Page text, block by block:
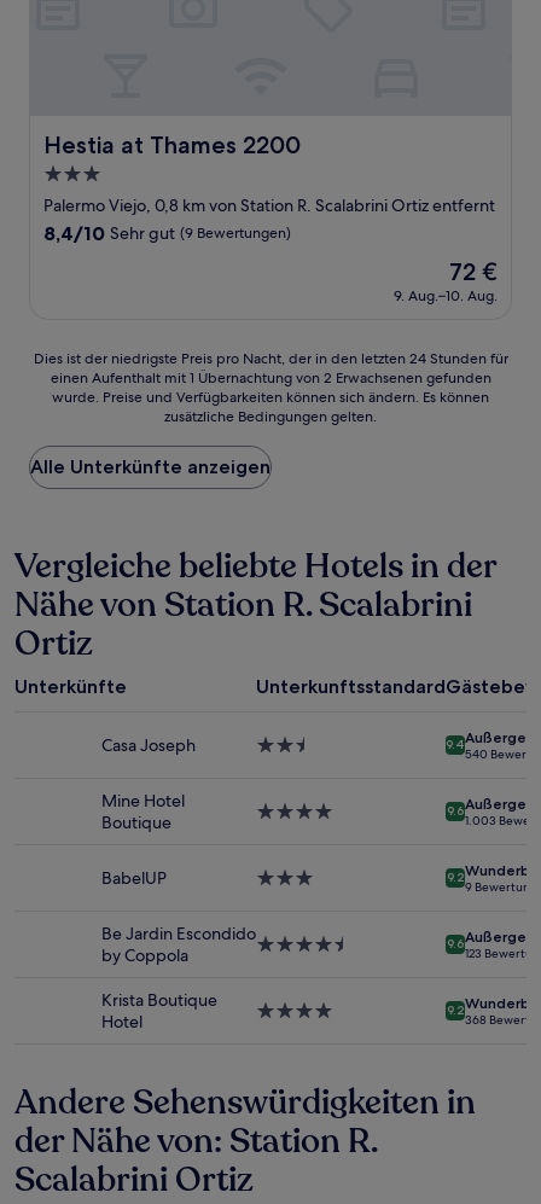
Hestia at Thames 2200
Hestia at Thames 2200
3.0-
Sterne-
Unterkunft
Palermo Viejo, 0,8 km von Station R. Scalabrini Ortiz entfernt
8.4
Bewertungen)
8,4/10 Sehr gut (9 Bewertungen)
Der
Preis
beträgt
72 €
9. Aug.–10. Aug.
Dies
der
Preis
pro
Nacht,
den
letzten
24 Stunden
für
einen
mit
2 Erwachsenen
zusätzliche
Bedingungen
Dies ist der niedrigste Preis pro Nacht, der in den letzten 24 Stunden für
einen Aufenthalt mit 1 Übernachtung von 2 Erwachsenen gefunden
wurde. Preise und Verfügbarkeiten können sich ändern. Es können
zusätzliche Bedingungen gelten.
Alle Unterkünfte anzeigen
Vergleiche beliebte Hotels in der
Nähe von Station R. Scalabrini
Ortiz
Unterkünfte Unterkunftsstandard
Casa Joseph
2.5-
9.4
540
Mine Hotel
Boutique
4.0-
9.6
1.003
BabelUP
3.0-
9.2
9
Be Jardin Escondido
by Coppola
4.5-
9.6
123
Krista Boutique
Hotel
4.0-
9.2
368
Andere Sehenswürdigkeiten in
der Nähe von: Station R.
Scalabrini Ortiz